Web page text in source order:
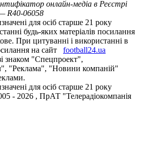
онлайн-медіа в Реєстрі
— R40-06058
для осіб старше 21 року
будь-яких матеріалів посилання
При цитуванні і використанні в
на сайт
football24.ua
знаком "Спецпроект",
"Реклама", "Новини компаній"
для осіб старше 21 року
- 2026 , ПрАТ "Телерадіокомпанія